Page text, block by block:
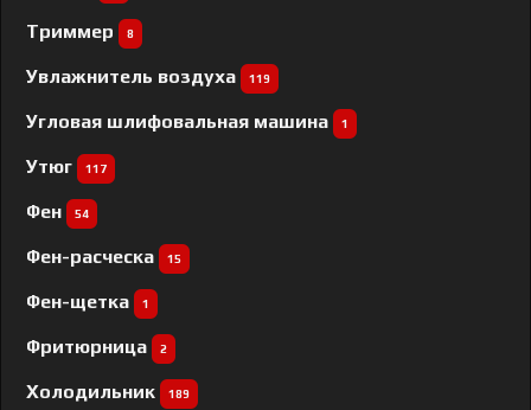
Триммер 8
Увлажнитель воздуха 119
Угловая шлифовальная машина 1
Утюг 117
Фен 54
Фен-расческа 15
Фен-щетка 1
Фритюрница 2
Холодильник 189